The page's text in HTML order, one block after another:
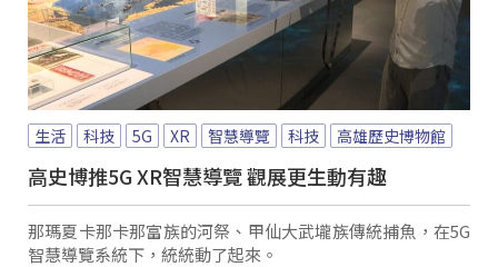
生活 科技 5G XR 智慧導覽 科技 高雄歷史博物館
高史博推5G XR智慧導覽 觀展更生動有趣
那瑪夏卡那卡那富族的河祭、甲仙大武壠族傳統捕魚，在5G
智慧導覽系統下，統統動了起來。